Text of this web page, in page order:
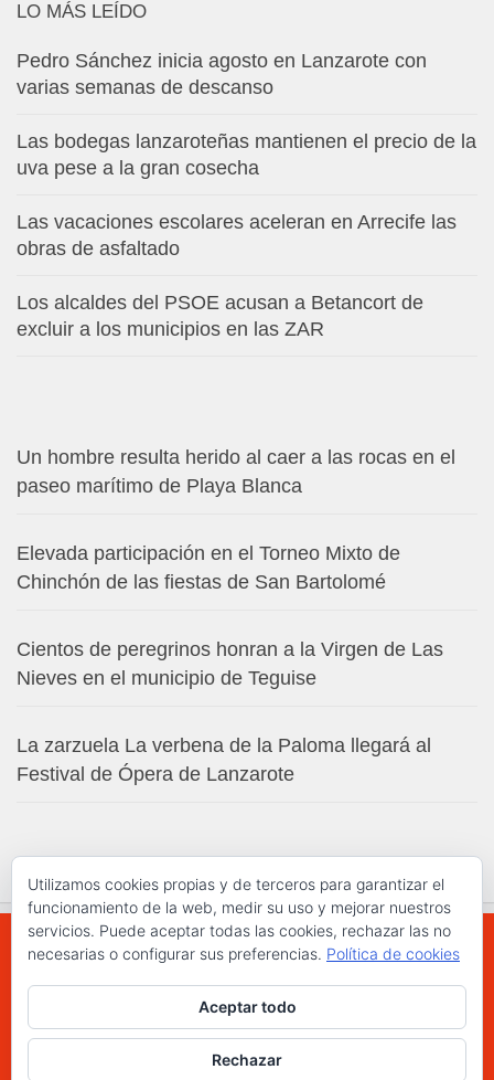
LO MÁS LEÍDO
Pedro Sánchez inicia agosto en Lanzarote con
varias semanas de descanso
Las bodegas lanzaroteñas mantienen el precio de la
uva pese a la gran cosecha
Las vacaciones escolares aceleran en Arrecife las
obras de asfaltado
Los alcaldes del PSOE acusan a Betancort de
excluir a los municipios en las ZAR
Un hombre resulta herido al caer a las rocas en el
paseo marítimo de Playa Blanca
Elevada participación en el Torneo Mixto de
Chinchón de las fiestas de San Bartolomé
Cientos de peregrinos honran a la Virgen de Las
Nieves en el municipio de Teguise
La zarzuela La verbena de la Paloma llegará al
Festival de Ópera de Lanzarote
WWW.ELCHAPLON.COM © 2026. Todos los
derechos reservados.
Utilizamos cookies propias y de terceros para garantizar el
funcionamiento de la web, medir su uso y mejorar nuestros
servicios. Puede aceptar todas las cookies, rechazar las no
necesarias o configurar sus preferencias. Política de cookies
Aceptar todo
Rechazar